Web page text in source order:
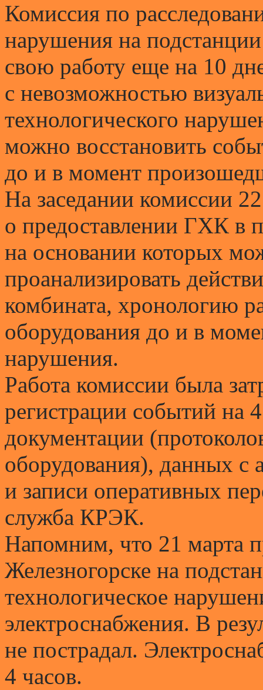
Комиссия по
нарушения на
свою работу еще на 10
с невозможностью
технологического
можно восстановить
до и в момент
На заседании комиссии
о предоставлении ГХК в
на основании которых
проанализировать
комбината, хронологию
оборудования до и в
нарушения.
Работа комиссии была
регистрации событий на
документации
оборудования), данных с
и записи оперативных
служба КРЭК.
Напомним, что 21 марта
Железногорске на
технологическое
электроснабжения. В
не пострадал.
4 часов.